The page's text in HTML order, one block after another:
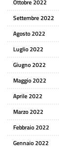
Ottobre 2022
Settembre 2022
Agosto 2022
Luglio 2022
Giugno 2022
Maggio 2022
Aprile 2022
Marzo 2022
Febbraio 2022
Gennaio 2022